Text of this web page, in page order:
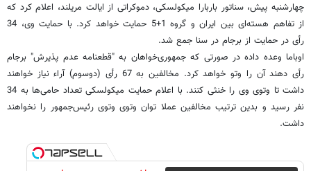
چهارشنبه پیش، سناتور باربارا میکولسکی، دموکراتی از ایالت مریلند، اعلام کرد که
از تفاهم هسته‌ای بین ایران و گروه 1+5 حمایت خواهد کرد. با حمایت وی، 34
رأی در حمایت از برجام در سنا جمع شد.
اوباما وعده داده در صورتی که جمهوری‌خواهان به "قطعنامه عدم پذیرش" برجام
رأی دهند آن را وتو خواهد کرد. مخالفین به 67 رأی (دوسوم) آراء نیاز خواهند
داشت تا وتوی وی را خنثی کنند. با اعلام حمایت میکولسکی تعداد حامی‌ها به 34
نفر رسید و بدین ترتیب مخالفین عملا توان وتوی وتوی رئیس‌جمهور را نخواهند
داشت.